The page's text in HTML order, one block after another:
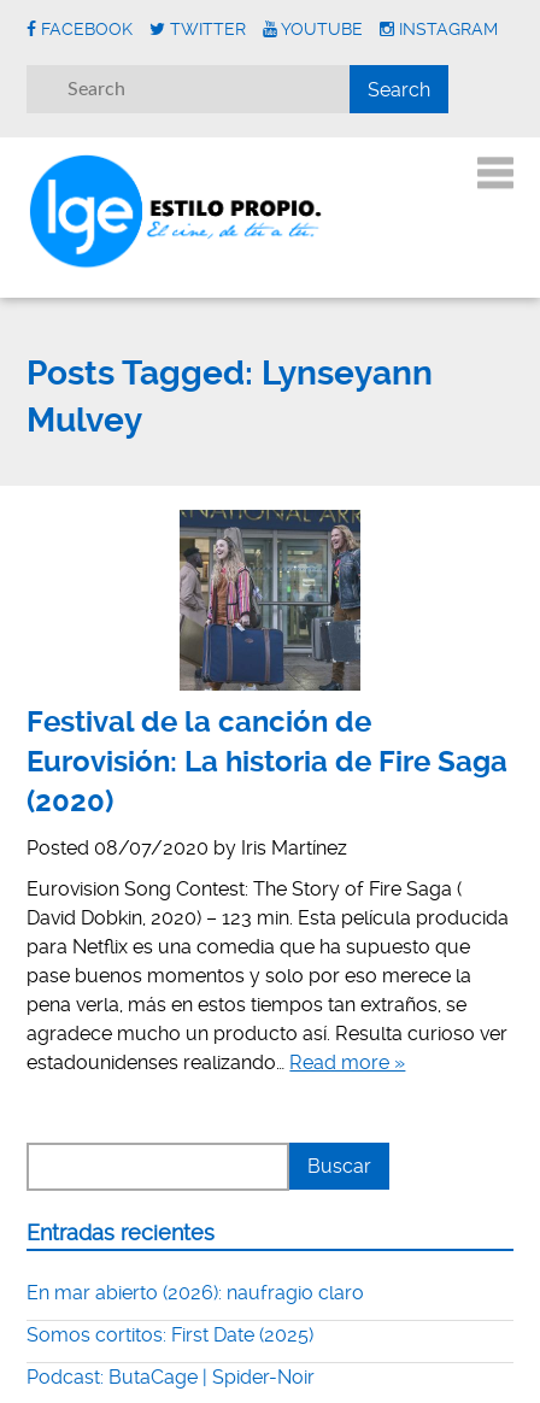
FACEBOOK TWITTER YOUTUBE INSTAGRAM
Posts Tagged: Lynseyann
Mulvey
Festival de la canción de
Eurovisión: La historia de Fire Saga
(2020)
Posted 08/07/2020 by Iris Martínez
Eurovision Song Contest: The Story of Fire Saga (
David Dobkin, 2020) – 123 min. Esta película producida
para Netflix es una comedia que ha supuesto que
pase buenos momentos y solo por eso merece la
pena verla, más en estos tiempos tan extraños, se
agradece mucho un producto así. Resulta curioso ver
estadounidenses realizando… Read more »
Entradas recientes
En mar abierto (2026): naufragio claro
Somos cortitos: First Date (2025)
Podcast: ButaCage | Spider-Noir